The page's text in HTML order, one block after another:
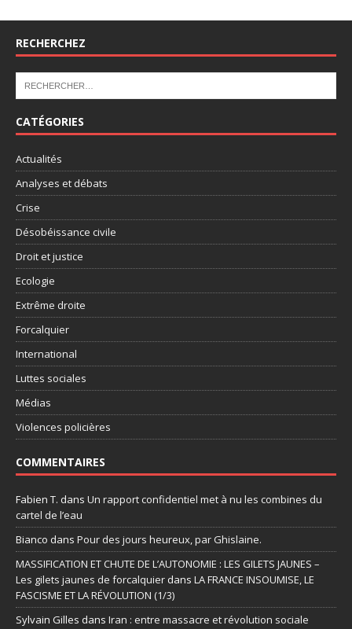
RECHERCHEZ
CATÉGORIES
Actualités
Analyses et débats
Crise
Désobéissance civile
Droit et justice
Ecologie
Extrême droite
Forcalquier
International
Luttes sociales
Médias
Violences policières
COMMENTAIRES
Fabien T. dans Un rapport confidentiel met à nu les combines du
cartel de l’eau
Bianco dans Pour des jours heureux, par Ghislaine.
MASSIFICATION ET CHUTE DE L’AUTONOMIE : LES GILETS JAUNES –
Les gilets jaunes de forcalquier dans LA FRANCE INSOUMISE, LE
FASCISME ET LA RÉVOLUTION (1/3)
Sylvain Gilles dans Iran : entre massacre et révolution sociale